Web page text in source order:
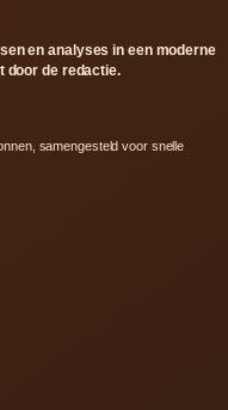
en analyses in een moderne
door de redactie.
samengesteld voor snelle